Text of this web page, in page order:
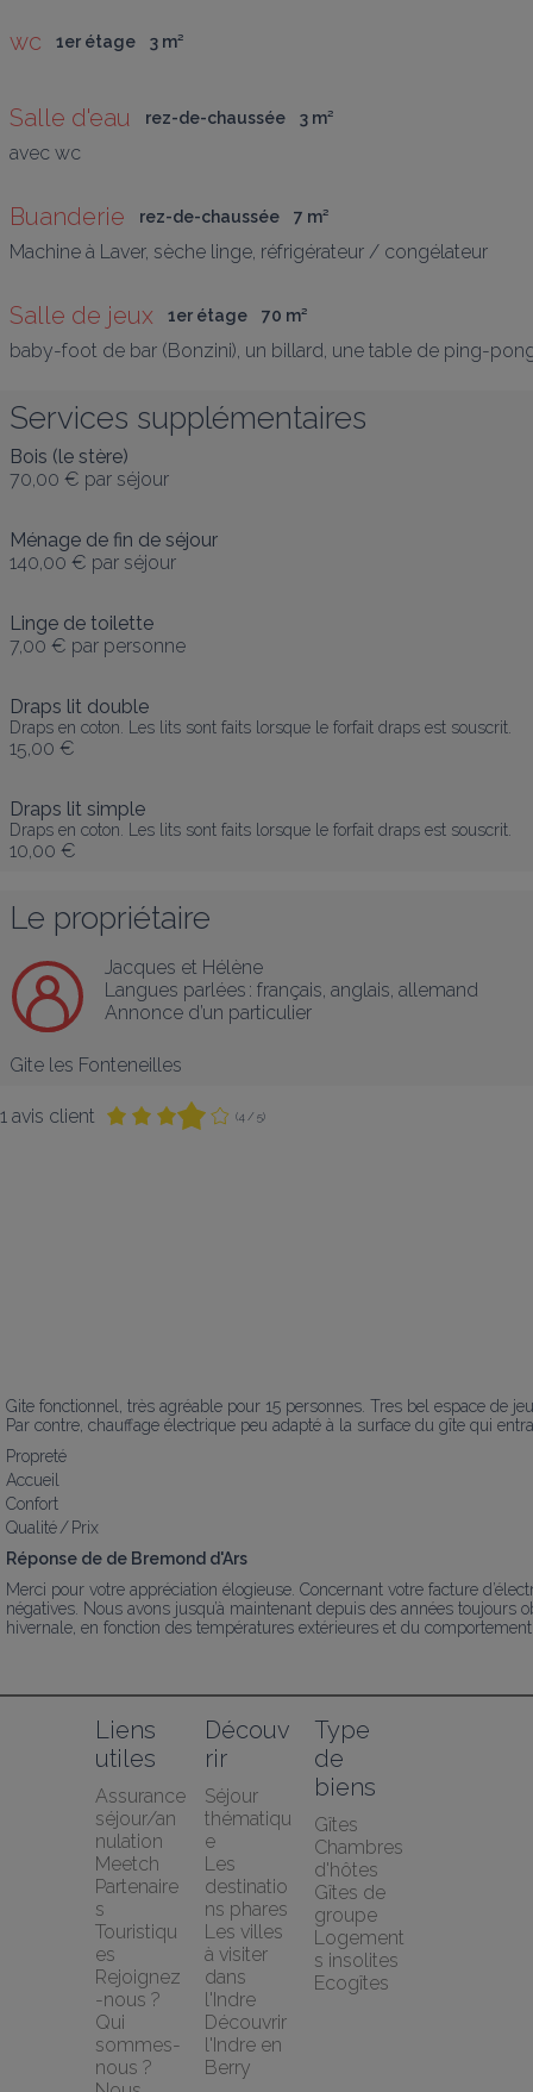
wc 1er étage 3 m²
Salle d'eau rez-de-chaussée 3 m²
avec wc
Buanderie rez-de-chaussée 7 m²
Machine à Laver, sèche linge, réfrigérateur / congélateur
Salle de jeux 1er étage 70 m²
baby-foot de bar (Bonzini), un billard, une table de ping-
Services supplémentaires
Bois (le stère)
70,00 € par séjour
Ménage de fin de séjour
140,00 € par séjour
Linge de toilette
7,00 € par personne
Draps lit double
Draps en coton. Les lits sont faits lorsque le forfait draps est souscrit.
15,00 €
Draps lit simple
Draps en coton. Les lits sont faits lorsque le forfait draps est souscrit.
10,00 €
Le propriétaire
Jacques et Hélène
Langues parlées : français anglais allemand
Annonce d’un particulier
Gite les Fonteneilles
1 avis client (4 / 5)
Gite fonctionnel, très agréable pour 15 personnes. Tres bel espace de
Par contre, chauffage électrique peu adapté à la surface du gîte qui
Propreté
Accueil
Confort
Qualité / Prix
Réponse de de Bremond d'Ars
Merci pour votre appréciation élogieuse. Concernant votre facture
négatives. Nous avons jusqu’à maintenant depuis des années
hivernale, en fonction des températures extérieures et du
Liens
utiles
Assurance
séjour/an
nulation
Meetch
Partenaire
s
Touristiqu
es
Rejoignez
-nous ?
Qui
sommes-
nous ?
Découv
rir
Séjour
thématiqu
e
Les
destinatio
ns phares
Les villes
à visiter
dans
l'Indre
Découvrir
l'Indre en
Berry
Type
de
biens
Gîtes
Chambres
d'hôtes
Gîtes de
groupe
Logement
s insolites
Ecogîtes